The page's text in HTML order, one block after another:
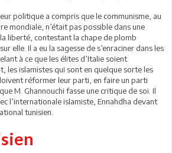
politique a compris que le communisme, au
mondiale, n’était pas possible dans une
liberté, contestant la chape de plomb
elle. Il a eu la sagesse de s’enraciner dans les
à ce que les élites d’Italie soient
les islamistes qui sont en quelque sorte les
réformer leur parti, en faire un parti
M. Ghannouchi fasse une critique de soi. Il
l’internationale islamiste, Ennahdha devant
tunisien.